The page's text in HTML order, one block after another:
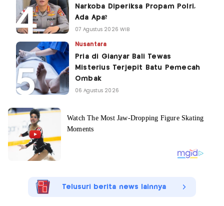
Narkoba Diperiksa Propam Polri,
Ada Apa?
07 Agustus 2026 WIB
Nusantara
Pria di Gianyar Bali Tewas
Misterius Terjepit Batu Pemecah
Ombak
06 Agustus 2026
Telusuri berita news lainnya